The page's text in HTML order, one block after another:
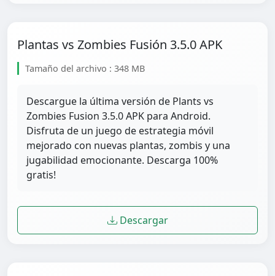
Plantas vs Zombies Fusión 3.5.0 APK
Tamaño del archivo : 348 MB
Descargue la última versión de Plants vs
Zombies Fusion 3.5.0 APK para Android.
Disfruta de un juego de estrategia móvil
mejorado con nuevas plantas, zombis y una
jugabilidad emocionante. Descarga 100%
gratis!
Descargar